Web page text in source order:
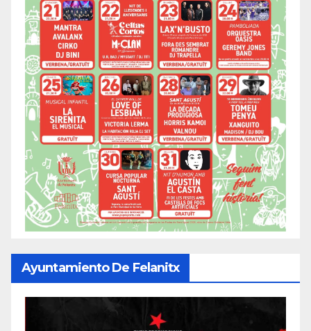
Ayuntamiento De Felanitx